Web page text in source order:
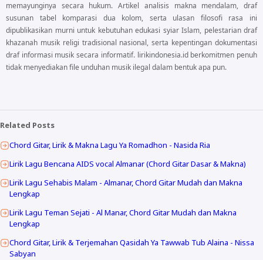
memayunginya secara hukum. Artikel analisis makna mendalam, draf
susunan tabel komparasi dua kolom, serta ulasan filosofi rasa ini
dipublikasikan murni untuk kebutuhan edukasi syiar Islam, pelestarian draf
khazanah musik religi tradisional nasional, serta kepentingan dokumentasi
draf informasi musik secara informatif. lirikindonesia.id berkomitmen penuh
tidak menyediakan file unduhan musik ilegal dalam bentuk apa pun.
Related Posts
Chord Gitar, Lirik & Makna Lagu Ya Romadhon - Nasida Ria
Lirik Lagu Bencana AIDS vocal Almanar (Chord Gitar Dasar & Makna)
Lirik Lagu Sehabis Malam - Almanar, Chord Gitar Mudah dan Makna
Lengkap
Lirik Lagu Teman Sejati - Al Manar, Chord Gitar Mudah dan Makna
Lengkap
Chord Gitar, Lirik & Terjemahan Qasidah Ya Tawwab Tub Alaina - Nissa
Sabyan